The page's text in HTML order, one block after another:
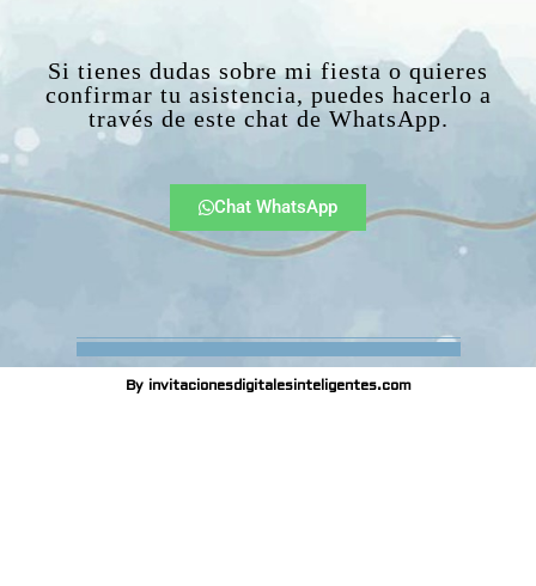
Si tienes dudas sobre mi fiesta o quieres
confirmar tu asistencia, puedes hacerlo a
través de este chat de WhatsApp.
Chat WhatsApp
By invitacionesdigitalesinteligentes.com